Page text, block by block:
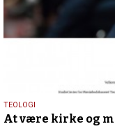
17.
november
TEOLOGI
At være kirke og